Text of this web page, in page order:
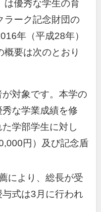
は優秀な学生の育
ラーク記念財団の
年（平成28年）
概要は次のとおり
対象です。本学の
な学業成績を修
学部学生に対し
円）及び記念盾
により、総長が受
式は3月に行われ